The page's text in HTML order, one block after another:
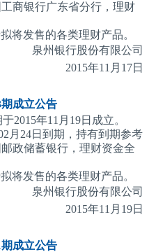
商银行广东省分行，理财
将发售的各类理财产品。
泉州银行股份有限公司
2015年11月17日
成立公告
2015年11月19日成立。
月24日到期，持有到期参考
政储蓄银行，理财资金全
将发售的各类理财产品。
泉州银行股份有限公司
2015年11月19日
成立公告